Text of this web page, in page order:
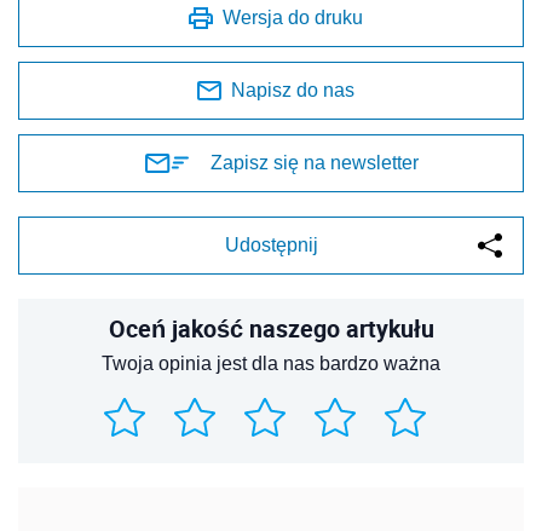
Wersja do druku
Napisz do nas
Zapisz się na newsletter
Udostępnij
Oceń jakość naszego artykułu
Twoja opinia jest dla nas bardzo ważna